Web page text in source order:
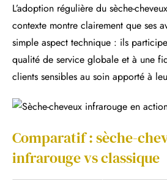
L’adoption régulière du sèche-
contexte montre clairement que ses
simple aspect technique : ils
qualité de service globale et à une
clients sensibles au soin apporté à
Comparatif : sèche-
infrarouge vs classique